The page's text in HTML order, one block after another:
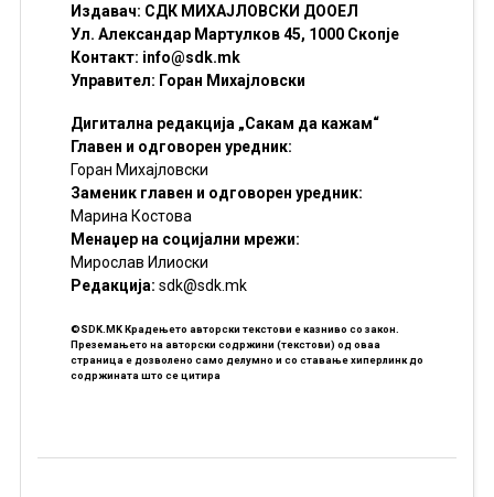
Издавач: СДК МИХАЈЛОВСКИ ДООЕЛ
Ул. Александар Мартулков 45, 1000 Скопје
Контакт: info@sdk.mk
Управител: Горан Михајловски
Дигитална редакција „Сакам да кажам“
Главен и одговорен уредник:
Горан Михајловски
Заменик главен и одговорен уредник:
Марина Костова
Менаџер на социјални мрежи:
Мирослав Илиоски
Редакцијa: sdk@sdk.mk
©SDK.MK Крадењето авторски текстови е казниво со закон.
Преземањето на авторски содржини (текстови) од оваа
страница е дозволено само делумно и со ставање хиперлинк до
содржината што се цитира